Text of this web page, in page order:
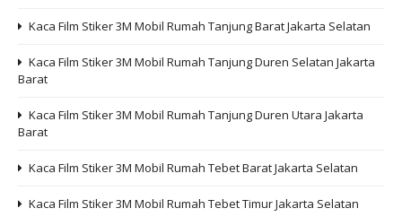
Kaca Film Stiker 3M Mobil Rumah Tanjung Barat Jakarta Selatan
Kaca Film Stiker 3M Mobil Rumah Tanjung Duren Selatan Jakarta
Barat
Kaca Film Stiker 3M Mobil Rumah Tanjung Duren Utara Jakarta
Barat
Kaca Film Stiker 3M Mobil Rumah Tebet Barat Jakarta Selatan
Kaca Film Stiker 3M Mobil Rumah Tebet Timur Jakarta Selatan